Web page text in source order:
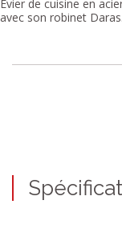
Évier de cuisine en
avec son robinet Daras.